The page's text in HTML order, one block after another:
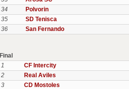
34
Polvorin
35
SD Tenisca
36
San Fernando
Final
1
CF Intercity
2
Real Aviles
3
CD Mostoles